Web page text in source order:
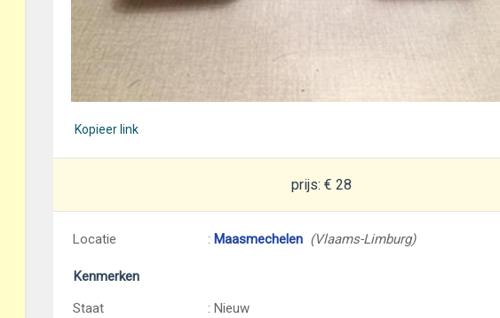
Kopieer link
prijs: € 28
Locatie : Maasmechelen (Vlaams-Limburg)
Kenmerken
Staat
: Nieuw